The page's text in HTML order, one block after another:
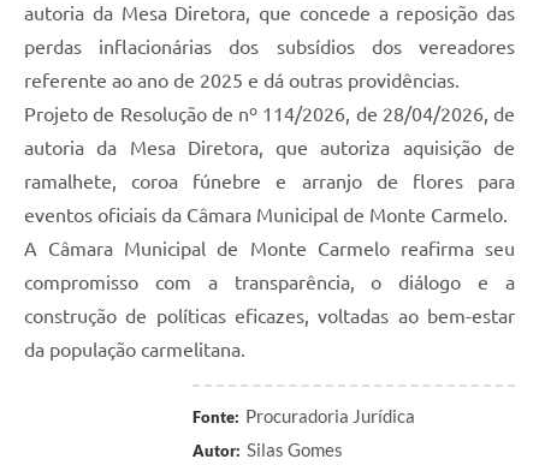
autoria da Mesa Diretora, que concede a reposição das
perdas inflacionárias dos subsídios dos vereadores
referente ao ano de 2025 e dá outras providências.
Projeto de Resolução de nº 114/2026, de 28/04/2026, de
autoria da Mesa Diretora, que autoriza aquisição de
ramalhete, coroa fúnebre e arranjo de flores para
eventos oficiais da Câmara Municipal de Monte Carmelo.
A Câmara Municipal de Monte Carmelo reafirma seu
compromisso com a transparência, o diálogo e a
construção de políticas eficazes, voltadas ao bem-estar
da população carmelitana.
Fonte: Procuradoria Jurídica
Autor: Silas Gomes